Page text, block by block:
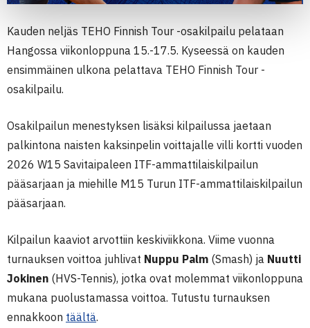
Kauden neljäs TEHO Finnish Tour -osakilpailu pelataan
Hangossa viikonloppuna 15.-17.5. Kyseessä on kauden
ensimmäinen ulkona pelattava TEHO Finnish Tour -
osakilpailu.
Osakilpailun menestyksen lisäksi kilpailussa jaetaan
palkintona naisten kaksinpelin voittajalle villi kortti vuoden
2026 W15 Savitaipaleen ITF-ammattilaiskilpailun
pääsarjaan ja miehille M15 Turun ITF-ammattilaiskilpailun
pääsarjaan.
Kilpailun kaaviot arvottiin keskiviikkona. Viime vuonna
turnauksen voittoa juhlivat Nuppu Palm (Smash) ja Nuutti
Jokinen (HVS-Tennis), jotka ovat molemmat viikonloppuna
mukana puolustamassa voittoa. Tutustu turnauksen
ennakkoon täältä.